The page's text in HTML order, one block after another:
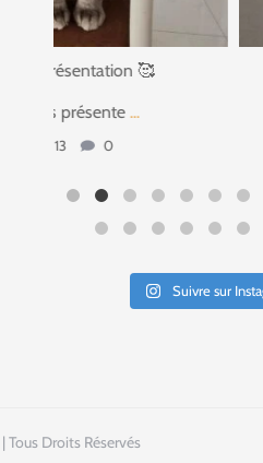
1 jour 1
Suivre sur
| Tous Droits Réservés